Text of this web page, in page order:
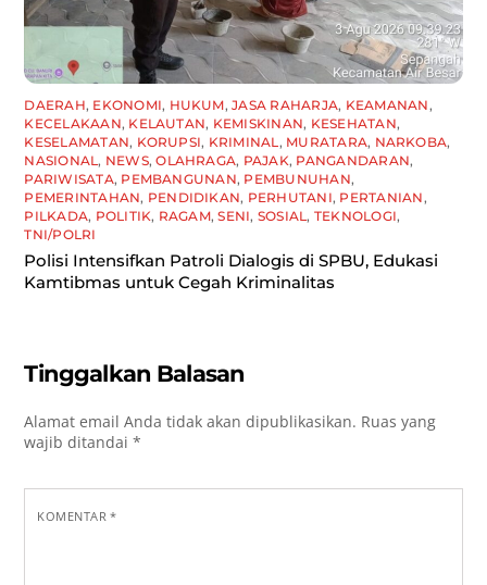
DAERAH, EKONOMI, HUKUM,JASA RAHARJA, KEAMANAN,
KECELAKAAN, KELAUTAN, KEMISKINAN, KESEHATAN,
KESELAMATAN, KORUPSI, KRIMINAL, MURATARA, NARKOBA,
NASIONAL, NEWS,OLAHRAGA, PAJAK, PANGANDARAN,
PARIWISATA, PEMBANGUNAN, PEMBUNUHAN,
PEMERINTAHAN, PENDIDIKAN, PERHUTANI, PERTANIAN,
PILKADA, POLITIK, RAGAM,SENI, SOSIAL, TEKNOLOGI,
TNI/POLRI
Polisi Intensifkan Patroli Dialogis di SPBU, Edukasi
Kamtibmas untuk Cegah Kriminalitas
Tinggalkan Balasan
Alamat email Anda tidak akan dipublikasikan. Ruas yang
wajib ditandai*
KOMENTAR*